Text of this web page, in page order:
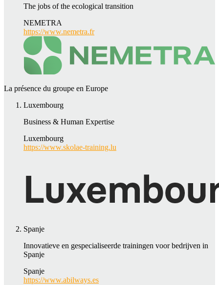
The jobs of the ecological transition
NEMETRA
https://www.nemetra.fr
La présence du groupe en Europe
Luxembourg
Business & Human Expertise
Luxembourg
https://www.skolae-training.lu
Spanje
Innovatieve en gespecialiseerde trainingen voor bedrijven in
Spanje
Spanje
https://www.abilways.es